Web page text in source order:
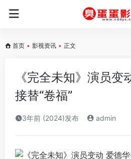
首页 • 影视资讯 • 正文
《完全未知》演员变
接替“卷福”
3年前 (2024)发布 admin